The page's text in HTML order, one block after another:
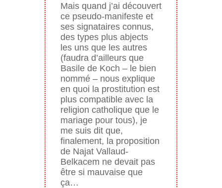
Mais quand j’ai découvert
ce pseudo-manifeste et
ses signataires connus,
des types plus abjects
les uns que les autres
(faudra d’ailleurs que
Basile de Koch – le bien
nommé – nous explique
en quoi la prostitution est
plus compatible avec la
religion catholique que le
mariage pour tous), je
me suis dit que,
finalement, la proposition
de Najat Vallaud-
Belkacem ne devait pas
être si mauvaise que
ça…